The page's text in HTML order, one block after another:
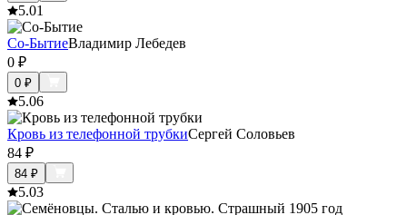
5.01
Со-БытиеВладимир Лебедев
0 ₽
0 ₽
5.06
Кровь из телефонной трубкиСергей Соловьев
84 ₽
84 ₽
5.03